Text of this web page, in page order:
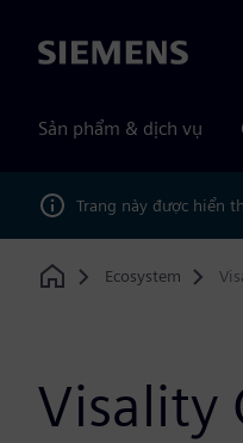
Siemens
Sản phẩm & dịch vụ
Trang này được hiển
Home
Ecosystem
Visality